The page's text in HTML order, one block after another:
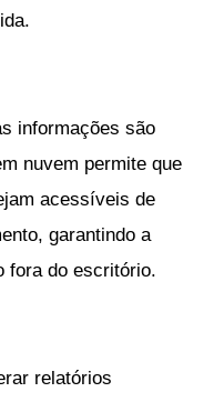
informações são
nuvem permite que
acessíveis de
garantindo a
fora do escritório.
relatórios